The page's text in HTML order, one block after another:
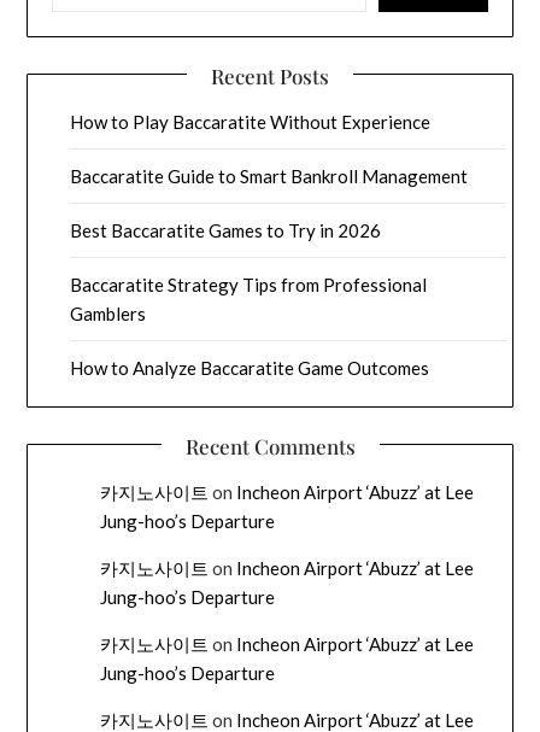
Recent Posts
How to Play Baccaratite Without Experience
Baccaratite Guide to Smart Bankroll Management
Best Baccaratite Games to Try in 2026
Baccaratite Strategy Tips from Professional
Gamblers
How to Analyze Baccaratite Game Outcomes
Recent Comments
카지노사이트 on Incheon Airport ‘Abuzz’ at Lee
Jung-hoo’s Departure
카지노사이트 on Incheon Airport ‘Abuzz’ at Lee
Jung-hoo’s Departure
카지노사이트 on Incheon Airport ‘Abuzz’ at Lee
Jung-hoo’s Departure
카지노사이트 on Incheon Airport ‘Abuzz’ at Lee